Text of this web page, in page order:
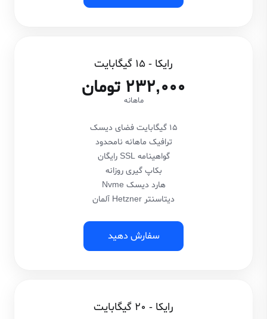
رایکا - 15 گیگابایت
232,000 تومان
ماهانه
15 گیگابایت فضای دیسک
ترافیک ماهانه نامحدود
گواهینامه SSL رایگان
بکاپ گیری روزانه
هارد دیسک Nvme
دیتاسنتر Hetzner آلمان
سفارش دهید
رایکا - 20 گیگابایت